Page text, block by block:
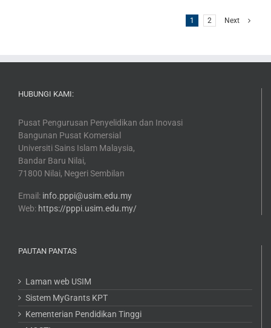
1 2 Next
HUBUNGI KAMI:
Pusat Pengurusan Penyelidikan dan Inovasi
Bangunan Pusat Komersial
Universiti Sains Islam Malaysia,
Bandar Baru Nilai,
71800 Nilai, Negeri Sembilan
Email: info.pppi@usim.edu.my
Web: https://pppi.usim.edu.my/
PAUTAN PANTAS
Laman web USIM
Sistem MyGrants KPT
Kementerian Pendidikan Tinggi